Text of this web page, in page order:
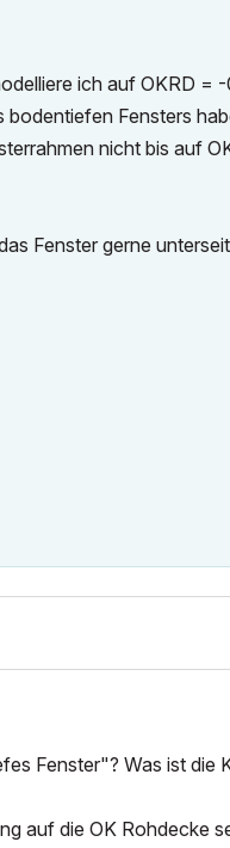
ich auf OKRD = -
Fensters
nicht bis auf
Fenster gerne
Fenster"? Was ist die
auf die OK Rohdecke